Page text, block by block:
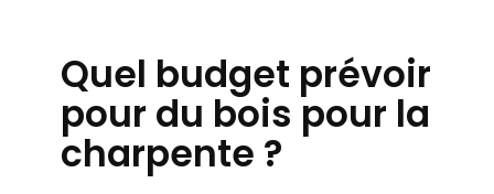
Quel budget prévoir
pour du bois pour la
charpente ?